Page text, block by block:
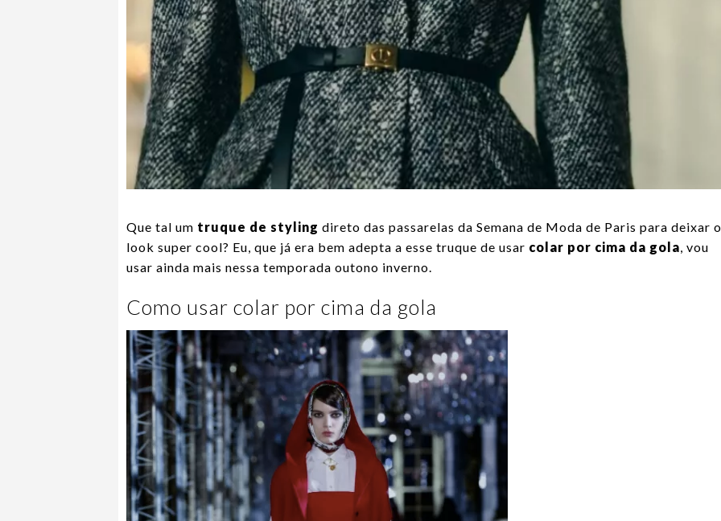
Que tal um truque de styling direto das passarelas da Semana de Moda de Paris para deixar o
look super cool? Eu, que já era bem adepta a esse truque de usar colar por cima da gola , vou
usar ainda mais nessa temporada outono inverno.
Como usar colar por cima da gola